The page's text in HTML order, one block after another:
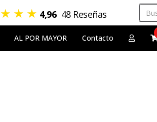
★ ★ ★ 4,96 48 Reseñas
AL POR MAYOR Contacto